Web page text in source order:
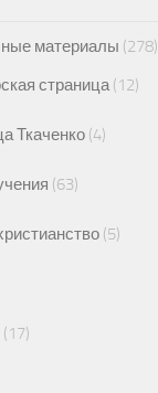
материалы (278)
страница(12)
Ткаченко (4)
(63)
(5)
(17)